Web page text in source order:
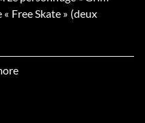
Free Skate » (deux